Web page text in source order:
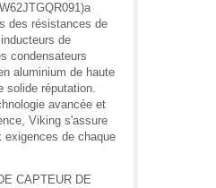
des résistances de
de
condensateurs
aluminium de haute
solide réputation.
avancée et
Viking s'assure
exigences de chaque
CAPTEUR DE